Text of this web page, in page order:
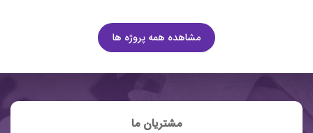
مشاهده همه پروژه ها
مشتریان ما